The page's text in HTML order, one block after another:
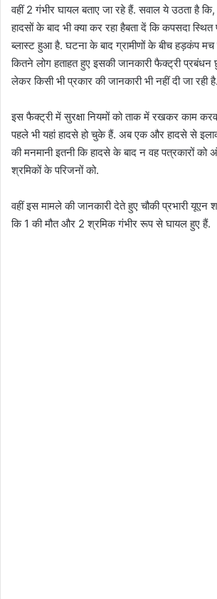
वहीं 2 गंभीर घायल बताए जा रहे हैं. सवाल ये उठता है
हादसों के बाद भी क्या कर रहा हैबता दें कि कपसदा स्थित
ब्लास्ट हुआ है. घटना के बाद ग्रामीणों के बीच हड़कंप
कितने लोग हताहत हुए इसकी जानकारी फैक्ट्री प्रबंधन
लेकर किसी भी प्रकार की जानकारी भी नहीं दी जा रही है.
इस फैक्ट्री में सुरक्षा नियमों को ताक में रखकर काम
पहले भी यहां हादसे हो चुके हैं. अब एक और हादसे से
की मनमानी इतनी कि हादसे के बाद न वह पत्रकारों को
श्रमिकों के परिजनों को.
वहीं इस मामले की जानकारी देते हुए चौकी प्रभारी यूएन
कि 1 की मौत और 2 श्रमिक गंभीर रूप से घायल हुए हैं.